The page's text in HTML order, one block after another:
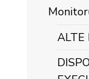
ALTE